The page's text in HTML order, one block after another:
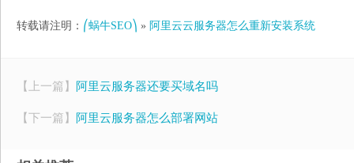
转载请注明： ⎛蜗牛SEO⎞ » 阿里云云服务器怎么重新安装系统
【上一篇】 阿里云服务器还要买域名吗
【下一篇】 阿里云服务器怎么部署网站